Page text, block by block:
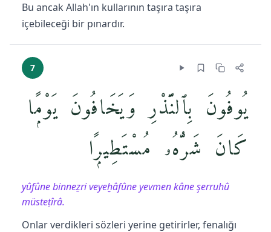
Bu ancak Allah'ın kullarının taşıra taşıra
içebileceği bir pınardır.
7
يُوفُونَ بِٱلنَّذْرِ وَيَخَافُونَ يَوْمًۭا
كَانَ شَرُّهُۥ مُسْتَطِيرًۭا
yûfûne binneẕri veyeḫâfûne yevmen kâne şerruhû
müsteṭîrâ.
Onlar verdikleri sözleri yerine getirirler, fenalığı